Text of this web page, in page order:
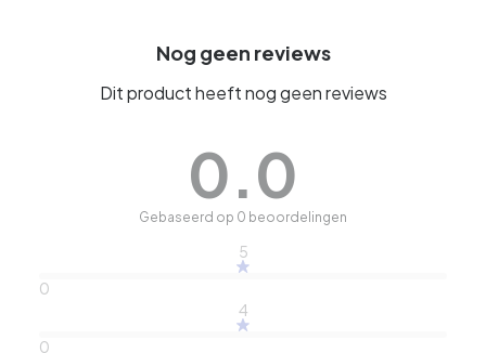
Nog geen reviews
Dit product heeft nog geen reviews
0.0
Gebaseerd op 0 beoordelingen
5
0
4
0